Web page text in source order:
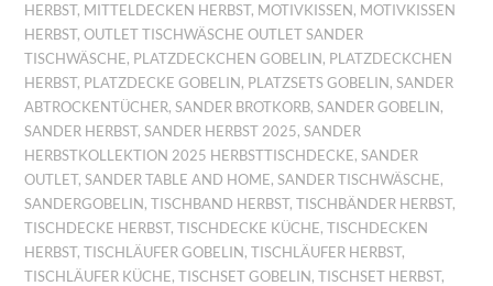
HERBST, MITTELDECKEN HERBST, MOTIVKISSEN , MOTIVKISSEN
HERBST,OUTLET TISCHWÄSCHE OUTLET SANDER
TISCHWÄSCHE, PLATZDECKCHEN GOBELIN , PLATZDECKCHEN
HERBST, PLATZDECKE GOBELIN , PLATZSETS GOBELIN ,SANDER
ABTROCKENTÜCHER,SANDER BROTKORB,SANDER GOBELIN ,
SANDER HERBST,SANDER HERBST 2025,SANDER
HERBSTKOLLEKTION 2025 HERBSTTISCHDECKE,SANDER
OUTLET,SANDER TABLE AND HOME,SANDER TISCHWÄSCHE,
SANDERGOBELIN ,TISCHBAND HERBST,TISCHBÄNDER HERBST,
TISCHDECKE HERBST,TISCHDECKE KÜCHE,TISCHDECKEN
HERBST,TISCHLÄUFER GOBELIN ,TISCHLÄUFER HERBST,
TISCHLÄUFER KÜCHE,TISCHSET GOBELIN ,TISCHSET HERBST,